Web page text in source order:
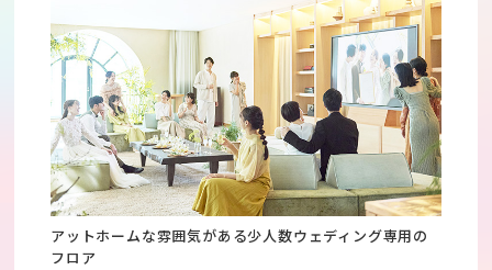
アットホームな雰囲気がある少人数ウェディング専用の
フロア